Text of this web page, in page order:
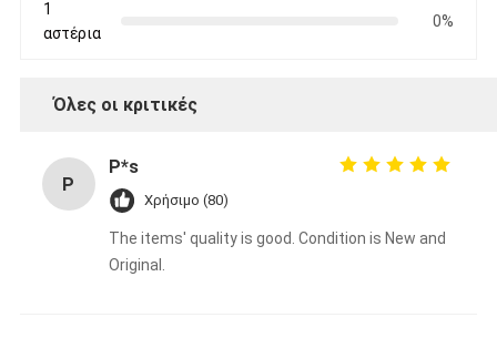
1
αστέρια
0%
Όλες οι κριτικές
P
P*s
Χρήσιμο (80)
The items' quality is good. Condition is New and
Original.